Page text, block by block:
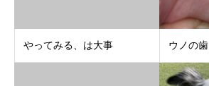
やってみる、は大事 ウノの歯